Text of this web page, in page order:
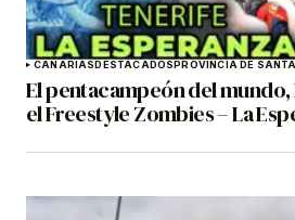
CANARIASDESTACADOSPROVINCIA DE
El pentacampeón del
el Freestyle Zombies – La